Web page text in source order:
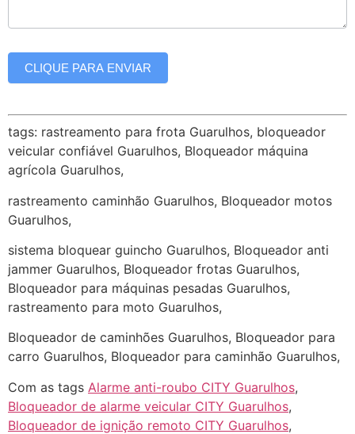
CLIQUE PARA ENVIAR
tags: rastreamento para frota Guarulhos, bloqueador
veicular confiável Guarulhos, Bloqueador máquina
agrícola Guarulhos,
rastreamento caminhão Guarulhos, Bloqueador motos
Guarulhos,
sistema bloquear guincho Guarulhos, Bloqueador anti
jammer Guarulhos, Bloqueador frotas Guarulhos,
Bloqueador para máquinas pesadas Guarulhos,
rastreamento para moto Guarulhos,
Bloqueador de caminhões Guarulhos, Bloqueador para
carro Guarulhos, Bloqueador para caminhão Guarulhos,
Com as tags Alarme anti-roubo CITY Guarulhos,
Bloqueador de alarme veicular CITY Guarulhos,
Bloqueador de ignição remoto CITY Guarulhos,